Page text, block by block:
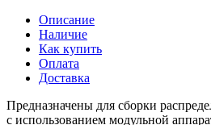
Описание
Наличие
Как купить
Оплата
Доставка
Предназначены для сборки
с использованием модульной